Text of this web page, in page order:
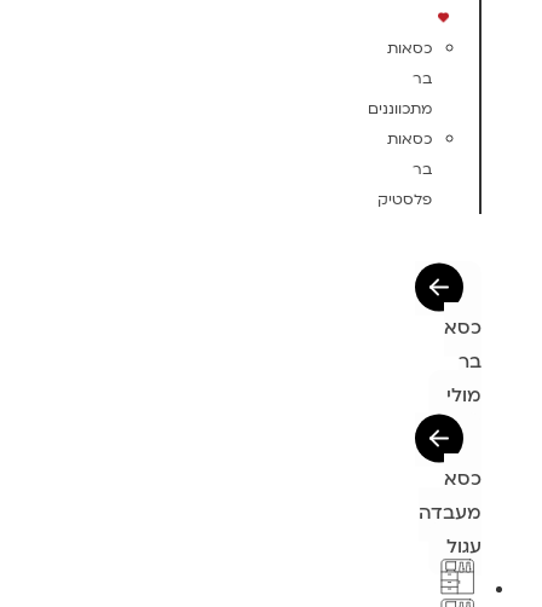
כסאות
בר
מתכווננים
כסאות
בר
פלסטיק
כסא
בר
מולי
כסא
מעבדה
עגול